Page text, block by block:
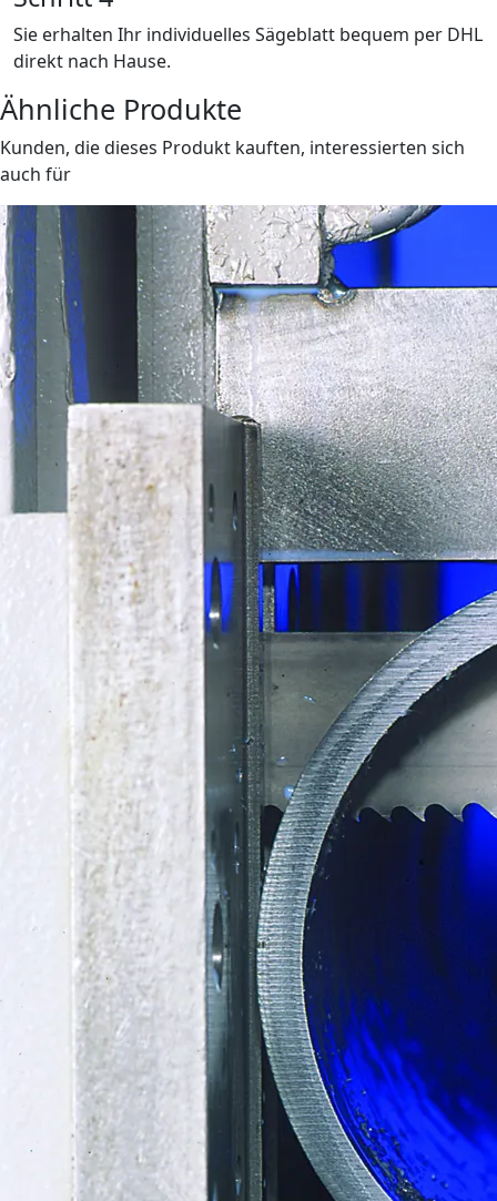
Sie erhalten Ihr individuelles Sägeblatt bequem per DHL
direkt nach Hause.
Ähnliche Produkte
Kunden, die dieses Produkt kauften, interessierten sich
auch für